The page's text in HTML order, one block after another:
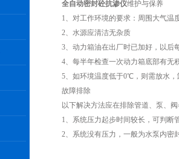
全自动密封砼抗渗仪维护与保养
1、对工作环境的要求：周围大气温
2、水源应清洁无杂质
3、动力箱油在出厂时已加好，以后每
4、每半年检查一次动力箱底部有无积
5、如环境温度低于0℃，则需放水，
故障排除
以下解决方法应在排除管道、泵、阀
1、系统压力起步时间较长，可判断
2、系统没有压力，一般为水泵内密